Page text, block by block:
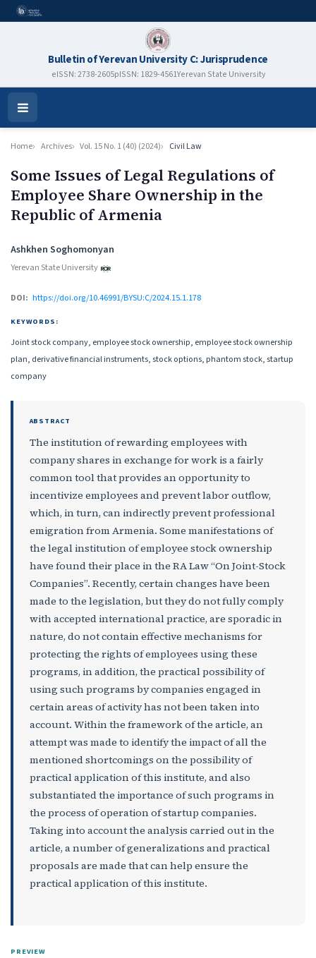
Bulletin of Yerevan University C: Jurisprudence
eISSN: 2738-2605pISSN: 1829-4561Yerevan State University
Open
Menu
Home Archives Vol. 15 No. 1 (40) (2024) Civil Law
Some Issues of Legal Regulations of
Employee Share Ownership in the
Republic of Armenia
Authors
Ashkhen Soghomonyan
Yerevan State University
DOI: https://doi.org/10.46991/BYSU:C/2024.15.1.178
KEYWORDS:
Joint stock company, employee stock ownership, employee stock ownership
plan, derivative financial instruments, stock options, phantom stock, startup
company
ABSTRACT
The institution of rewarding employees with
company shares in exchange for work is a fairly
common tool that provides an opportunity to
incentivize employees and prevent labor outflow,
which, in turn, can indirectly prevent professional
emigration from Armenia. Some manifestations of
the legal institution of employee stock ownership
have found their place in the RA Law “On Joint-Stock
Companies”. Recently, certain changes have been
made to the legislation, but they do not fully comply
with accepted international practice, are sporadic in
nature, do not contain effective mechanisms for
protecting the rights of employees using these
programs, in addition, the practical possibility of
using such programs by companies engaged in
certain areas of activity has not been taken into
account. Within the framework of the article, an
attempt was made to identify the impact of all the
mentioned shortcomings on the possibility of
practical application of this institute, and also
substantiated the importance of such programs in
the process of operation of startup companies.
Taking into account the analysis carried out in the
article, a number of generalizations and practical
proposals are made that can help ensure the
practical application of this institute.
PREVIEW